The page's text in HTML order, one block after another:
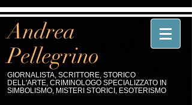
Andrea
Pellegrino
GIORNALISTA, SCRITTORE, STORICO
DELL'ARTE, CRIMINOLOGO SPECIALIZZATO IN
SIMBOLISMO, MISTERI STORICI, ESOTERISMO